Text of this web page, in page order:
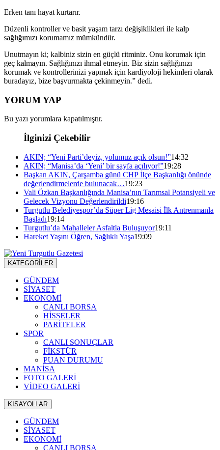
Erken tanı hayat kurtarır.
Düzenli kontroller ve basit yaşam tarzı değişiklikleri ile kalp
sağlığımızı korumamız mümkündür.
Unutmayın ki; kalbiniz sizin en güçlü ritminiz. Onu korumak için
geç kalmayın. Sağlığınızı ihmal etmeyin. Biz sizin sağlığınızı
korumak ve kontrollerinizi yapmak için kardiyoloji hekimleri olarak
buradayız, bize başvurmakta çekinmeyin.” dedi.
YORUM YAP
Bu yazı yorumlara kapatılmıştır.
İlginizi Çekebilir
AKIN; “Yeni Parti’deyiz, yolumuz açık olsun!”14:32
AKIN; “Manisa’da ‘Yeni’ bir sayfa açılıyor!”19:28
Başkan AKIN, Çarşamba günü CHP İlçe Başkanlığı önünde
değerlendirmelerde bulunacak…19:23
Vali Özkan Başkanlığında Manisa’nın Tarımsal Potansiyeli ve
Gelecek Vizyonu Değerlendirildi19:16
Turgutlu Belediyespor’da Süper Lig Mesaisi İlk Antrenmanla
Başladı19:14
Turgutlu’da Mahalleler Asfaltla Buluşuyor19:11
Hareket Yaşını Öğren, Sağlıklı Yaşa19:09
KATEGORİLER
GÜNDEM
SİYASET
EKONOMİ
CANLI BORSA
HİSSELER
PARİTELER
SPOR
CANLI SONUÇLAR
FİKSTÜR
PUAN DURUMU
MANİSA
FOTO GALERİ
VİDEO GALERİ
KISAYOLLAR
GÜNDEM
SİYASET
EKONOMİ
CANLI BORSA